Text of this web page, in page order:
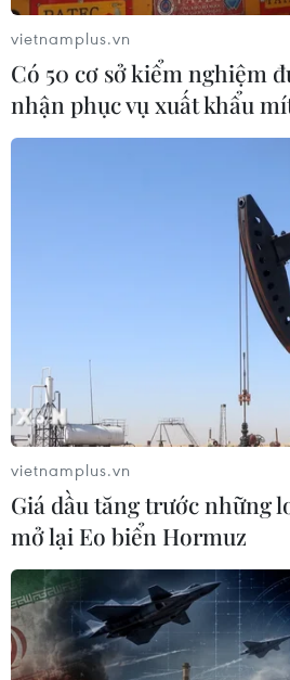
EU nêu các ưu tiên
hệ song phương với Anh
09/01/2020 13:31
EU muốn ưu tiên xây dựng khả
vietnamplus.vn
Có 50 cơ sở kiểm nghiệm
nhận phục vụ xuất khẩu
vietnamplus.vn
Giá dầu tăng trước những
mở lại Eo biển Hormuz